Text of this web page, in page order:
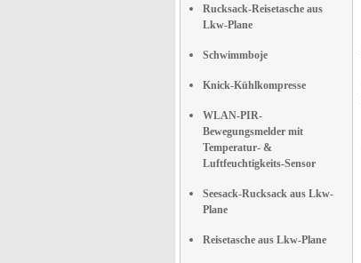
Rucksack-Reisetasche aus
Lkw-Plane
Schwimmboje
Knick-Kühlkompresse
WLAN-PIR-
Bewegungsmelder mit
Temperatur- &
Luftfeuchtigkeits-Sensor
Seesack-Rucksack aus Lkw-
Plane
Reisetasche aus Lkw-Plane